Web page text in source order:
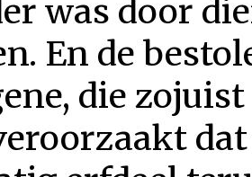
was door
En de
die